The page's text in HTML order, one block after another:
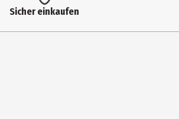
Zielgruppe
Kindergartenkinder
Sicher einkaufen